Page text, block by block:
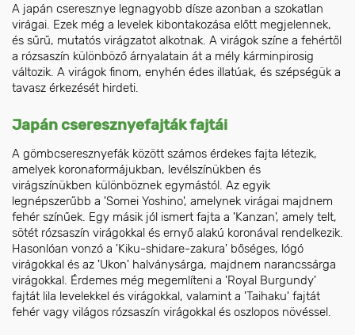
A japán cseresznye legnagyobb dísze azonban a szokatlan
virágai. Ezek még a levelek kibontakozása előtt megjelennek,
és sűrű, mutatós virágzatot alkotnak. A virágok színe a fehértől
a rózsaszín különböző árnyalatain át a mély kárminpirosig
változik. A virágok finom, enyhén édes illatúak, és szépségük a
tavasz érkezését hirdeti.
Japán cseresznyefajták fajtái
A gömbcseresznyefák között számos érdekes fajta létezik,
amelyek koronaformájukban, levélszínükben és
virágszínükben különböznek egymástól. Az egyik
legnépszerűbb a 'Somei Yoshino', amelynek virágai majdnem
fehér színűek. Egy másik jól ismert fajta a 'Kanzan', amely telt,
sötét rózsaszín virágokkal és ernyő alakú koronával rendelkezik.
Hasonlóan vonzó a 'Kiku-shidare-zakura' bőséges, lógó
virágokkal és az 'Ukon' halványsárga, majdnem narancssárga
virágokkal. Érdemes még megemlíteni a 'Royal Burgundy'
fajtát lila levelekkel és virágokkal, valamint a 'Taihaku' fajtát
fehér vagy világos rózsaszín virágokkal és oszlopos növéssel.